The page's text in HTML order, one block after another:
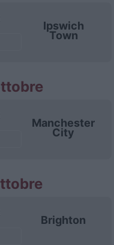
Ipswich
Town
Manchester
City
Brighton